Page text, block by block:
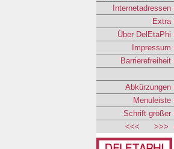
Internetadressen
Extra
Über DelEtaPhi
Impressum
Barrierefreiheit
Abkürzungen
Menuleiste
Schrift größer
<<<
>>>